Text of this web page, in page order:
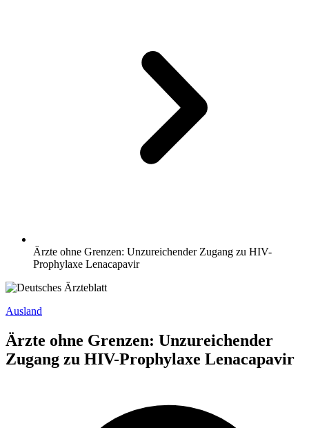
Ärzte ohne Grenzen: Unzureichender Zugang zu HIV-
Prophylaxe Lenacapavir
Ausland
Ärzte ohne Grenzen: Unzureichender
Zugang zu HIV-Prophylaxe Lenacapavir